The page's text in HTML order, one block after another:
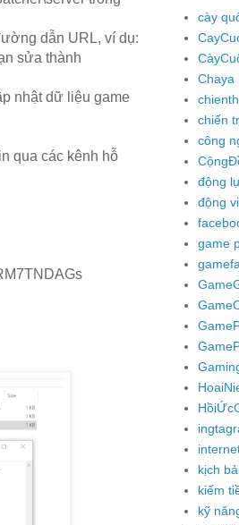
dẫn URL, ví dụ:
sửa thành
nhật dữ liệu game
qua các kênh hỗ
cày
Chaya
chiến
công
động
động
game
kịch
kiếm
kỹ